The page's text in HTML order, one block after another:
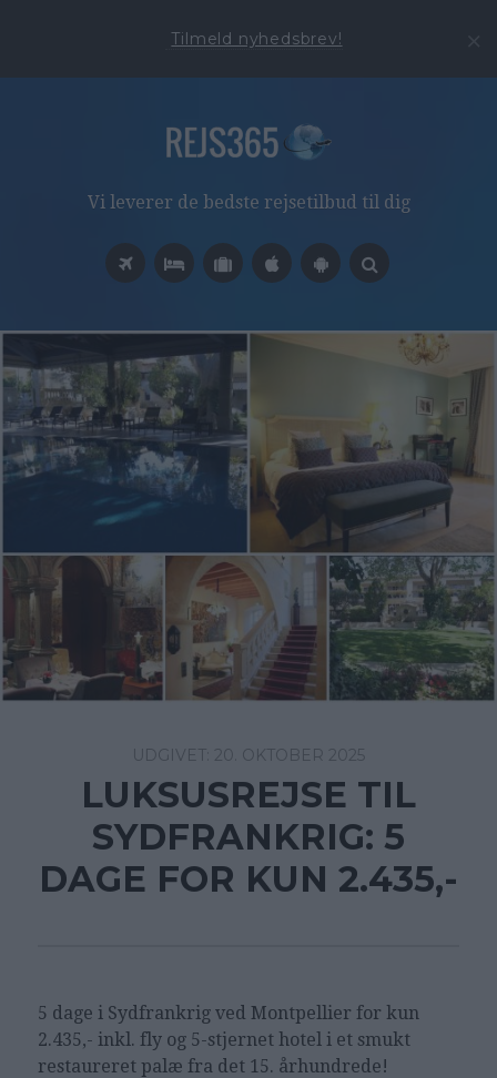
Tilmeld nyhedsbrev!
Vi leverer de bedste rejsetilbud til dig
20. OKTOBER 2025
LUKSUSREJSE TIL
SYDFRANKRIG: 5
DAGE FOR KUN 2.435,-
5 dage i Sydfrankrig ved Montpellier for kun
2.435,- inkl. fly og 5-stjernet hotel i et smukt
restaureret palæ fra det 15. århundrede!